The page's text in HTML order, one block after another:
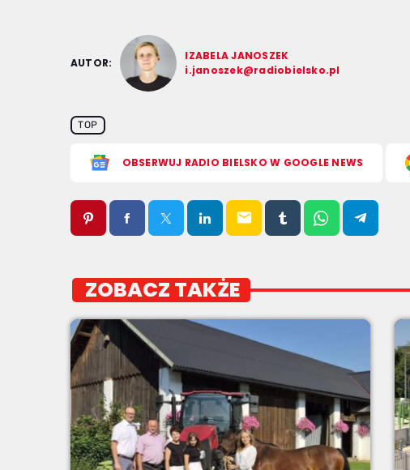
AUTOR:
IZABELA JANOSZEK
i.janoszek@radiobielsko.pl
TOP
OBSERWUJ RADIO BIELSKO W GOOGLE NEWS
email
ZOBACZ TAKŻE